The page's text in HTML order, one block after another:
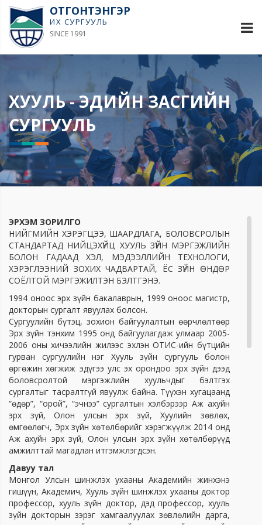
ОТГОНТЭНГЭР
ИХ СУРГУУЛЬ
SINCE 1991
ХУУЛЬ - ЭДИЙН ЗАСГИЙН
СУРГУУЛЬ
ЭРХЭМ ЗОРИЛГО
НИЙГМИЙН ХЭРЭГЦЭЭ, ШААРДЛАГА, БОЛОВСРОЛЫН
СТАНДАРТАД НИЙЦЭХҮЙЦ ХУУЛЬ ЗҮЙН МЭРГЭЖЛИЙН
БОЛОН ГАДААД ХЭЛ, МЭДЭЭЛЛИЙН ТЕХНОЛОГИ,
ХЭРЭГЛЭЭНИЙ ЗОХИХ ЧАДВАРТАЙ, ЁС ЗҮЙН ӨНДӨР
СОЁЛТОЙ МЭРГЭЖИЛТЭН БЭЛТГЭНЭ.
1994 оноос эрх зүйн бакалаврын, 1999 оноос магистр,
докторын сургалт явуулах болсон.
Сургуулийн бүтэц, зохион байгуулалтын өөрчлөлтөөр
Эрх зүйн тэнхим 1995 онд байгуулагдаж улмаар 2005-
2006 оны хичээлийн жилээс эхлэн ОТИС-ийн бүтцийн
гурван сургуулийн нэг Хууль зүйн сургууль болон
өргөжин хөгжиж эдүгээ улс эх орондоо эрх зүйн дээд
боловсролтой мэргэжлийн хуульчдыг бэлтгэх
сургалтыг тасралтгүй явуулж байна. Түүхэн хугацаанд
“өдөр”, “орой”, “эчнээ” сургалтын хэлбэрээр Аж ахуйн
эрх зүй, Олон улсын эрх зүй, Хуулийн зөвлөх,
өмгөөлөгч, Эрх зүйн хөтөлбөрийг хэрэгжүүлж 2014 онд
Аж ахуйн эрх зүй, Олон улсын эрх зүйн хөтөлбөрүүд
амжилттай магадлан итгэмжлэгдсэн.
Давуу тал
Монгол Улсын шинжлэх ухааны Академийн жинхэнэ
гишүүн, Академич, Хууль зүйн шинжлэх ухааны доктор
профессор, хууль зүйн доктор, дэд профессор, хууль
зүйн докторын зэрэг хамгаалуулах зөвлөлийн дарга,